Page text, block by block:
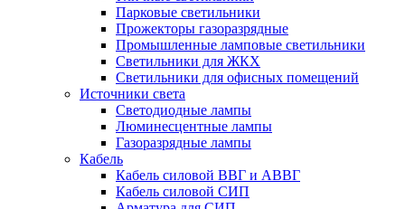
Парковые светильники
Прожекторы газоразрядные
Промышленные ламповые светильники
Светильники для ЖКХ
Светильники для офисных помещений
Источники света
Светодиодные лампы
Люминесцентные лампы
Газоразрядные лампы
Кабель
Кабель силовой ВВГ и АВВГ
Кабель силовой СИП